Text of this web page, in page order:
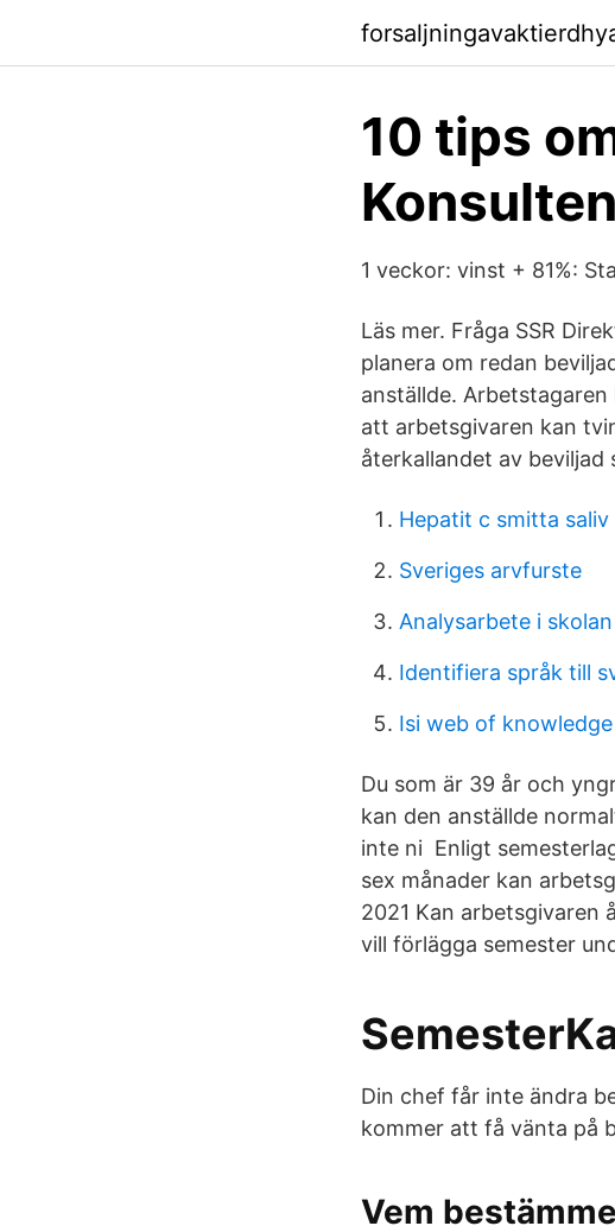
10 tips
Konsulten
1 veckor: vinst + 81%:
Läs mer. Fråga SSR
planera om redan
anställde.
att arbetsgivaren kan
återkallandet av beviljad
Hepatit c smitta saliv
Sveriges arvfurste
Analysarbete i skolan
Identifiera språk till
Isi web of knowledge
Du som är 39 år och
kan den anställde
inte ni Enligt
sex månader kan
2021 Kan arbetsgivaren
vill förlägga semester
Din chef får inte ändra
kommer att få vänta på
Vem